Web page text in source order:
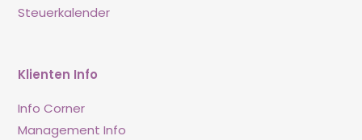
Steuerkalender
Klienten Info
Info Corner
Management Info